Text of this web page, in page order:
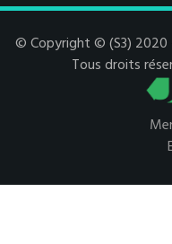
© Copyright © (S3) 2020 -
Tous droits